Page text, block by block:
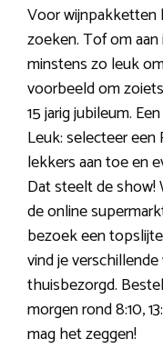
Voor wijnpakketten
zoeken. Tof om aan
minstens zo leuk
voorbeeld om
15 jarig jubileum.
Leuk: selecteer
lekkers aan toe en
Dat steelt de show!
de online
bezoek een
vind je
thuisbezorgd.
morgen rond 8:10,
mag het zeggen!